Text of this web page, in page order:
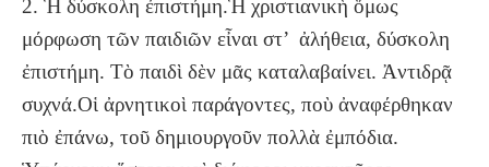
2. Ἡ δύσκολη ἐπιστήμη.Ἡ χριστιανικὴ ὅμως
μόρφωση τῶν παιδιῶν εἶναι στ’ ἀλήθεια, δύσκολη
ἐπιστήμη. Τὸ παιδὶ δὲν μᾶς καταλαβαίνει. Ἀντιδρᾷ
συχνά.Οἱ ἀρνητικοὶ παράγοντες, ποὺ ἀναφέρθηκαν
πιὸ ἐπάνω, τοῦ δημιουργοῦν πολλὰ ἐμπόδια.